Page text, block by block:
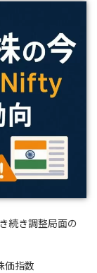
続き調整局面の
価指数